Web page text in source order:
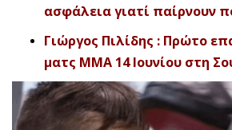
ασφάλεια γιατί παίρνουν
Γιώργος Πιλίδης : Πρώτο
ματς ΜΜΑ 14 Ιουνίου στη